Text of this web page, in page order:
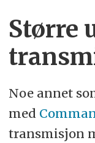
Større
Noe annet
med
transmisjon